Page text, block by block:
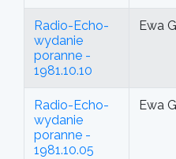
Radio-Echo-
wydanie
poranne -
1981.10.10
Ewa
Radio-Echo-
wydanie
poranne -
1981.10.05
Ewa